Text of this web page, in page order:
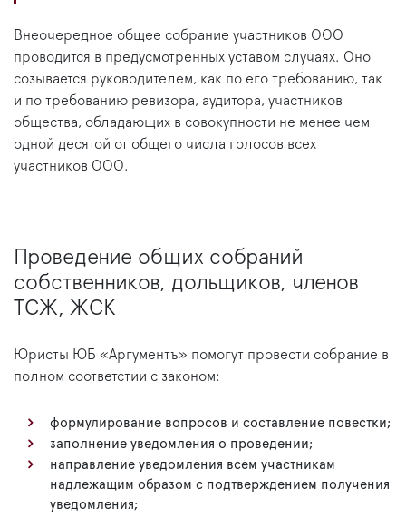
Внеочередное общее собрание участников ООО
проводится в предусмотренных уставом случаях. Оно
созывается руководителем, как по его требованию, так
и по требованию ревизора, аудитора, участников
общества, обладающих в совокупности не менее чем
одной десятой от общего числа голосов всех
участников ООО.
Проведение общих собраний
собственников, дольщиков, членов
ТСЖ, ЖСК
Юристы ЮБ «Аргументъ» помогут провести собрание в
полном соответстии с законом:
формулирование вопросов и составление повестки;
заполнение уведомления о проведении;
направление уведомления всем участникам
надлежащим образом с подтверждением получения
уведомления;